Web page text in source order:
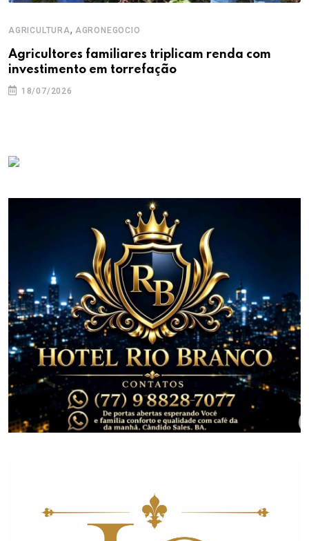
AGRICULTURA, AGRONEGOCIO
Agricultores familiares triplicam renda com
investimento em torrefação
18/07/2026